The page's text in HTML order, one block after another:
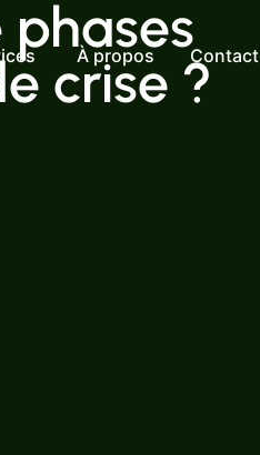
À propos Contact
phases
crise ?